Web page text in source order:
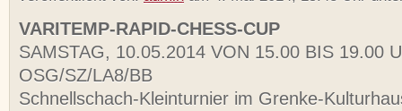
VARITEMP-RAPID-CHESS-CUP
SAMSTAG, 10.05.2014 VON 15.00 BIS 19.00
OSG/SZ/LA8/BB
Schnellschach-Kleinturnier im Grenke-